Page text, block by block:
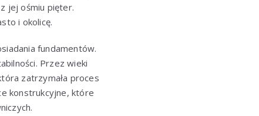
jej ośmiu pięter.
i okolicę.
fundamentów.
Przez wieki
zatrzymała proces
konstrukcyjne, które